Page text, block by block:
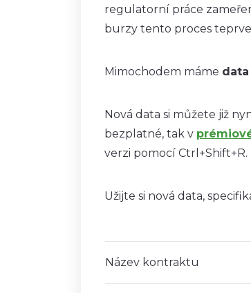
regulatorní práce
burzy tento proces
Mimochodem máme
Nová data si můžete již
bezplatné, tak v
verzi pomocí Ctrl+Shift+R.
Užijte si nová data,
Název kontraktu